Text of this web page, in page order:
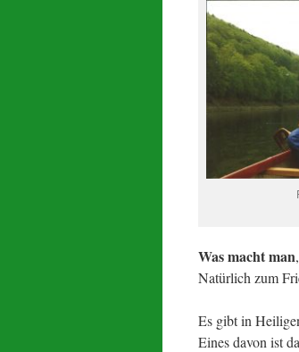
Was macht man
Natürlich zum
Es gibt in
Eines davon ist